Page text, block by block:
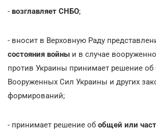
- возглавляет СНБО;
- вносит в Верховную Раду
состояния войны и в случае
против Украины принимает решение
Вооруженных Сил Украины и других
формирований;
- принимает решение об общей или